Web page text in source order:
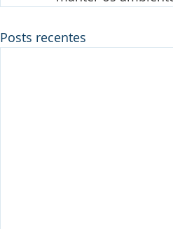
Posts recentes